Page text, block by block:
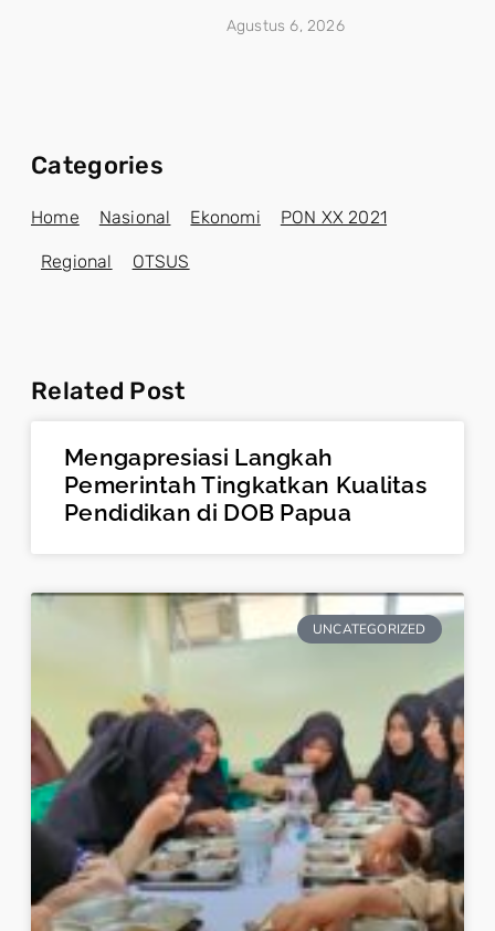
Agustus 6, 2026
Categories
Home Nasional Ekonomi PON XX 2021
Regional OTSUS
Related Post
Mengapresiasi Langkah
Pemerintah Tingkatkan Kualitas
Pendidikan di DOB Papua
UNCATEGORIZED